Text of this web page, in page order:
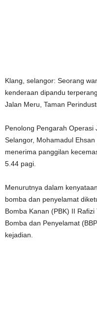
Klang, selangor: Seorang
kenderaan dipandu
Jalan Meru, Taman
Penolong Pengarah
Selangor, Mohamadul
menerima panggilan
5.44 pagi.
Menurutnya dalam
bomba dan penyelamat
Bomba Kanan (PBK) II
Bomba dan Penyelamat
kejadian.